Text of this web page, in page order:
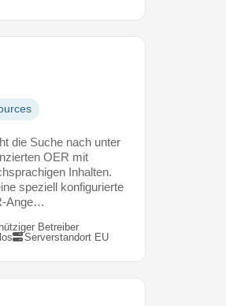
die Suche nach unter
OER mit
Inhalten.
speziell konfigurierte
Ange…
Betreiber
Serverstandort EU